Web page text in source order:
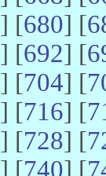
] [680] [
] [692] [
] [704] [
] [716] [
] [728] [
] [740] [